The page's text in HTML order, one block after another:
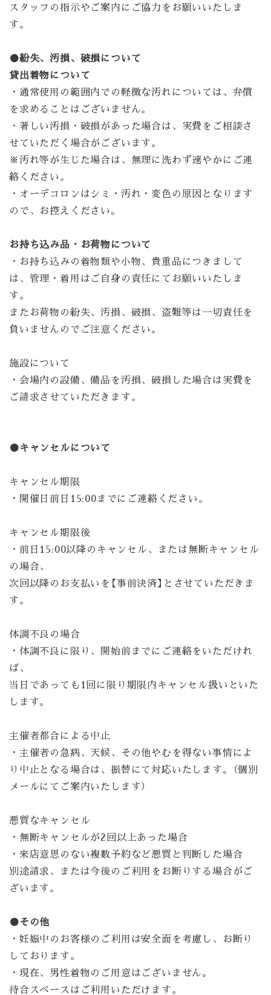
スタッフの指示やご案内にご協力をお願いいたしま
す。
●紛失、汚損、破損について
貸出着物について
・通常使用の範囲内での軽微な汚れについては、弁償
を求めることはございません。
・著しい汚損・破損があった場合は、実費をご相談さ
せていただく場合がございます。
※汚れ等が生じた場合は、無理に洗わず速やかにご連
絡ください。
・オーデコロンはシミ・汚れ・変色の原因となります
ので、お控えください。
お持ち込み品・お荷物について
・お持ち込みの着物類や小物、貴重品につきまして
は、管理・着用はご自身の責任にてお願いいたしま
す。
またお荷物の紛失、汚損、破損、盗難等は一切責任を
負いませんのでご注意ください。
施設について
・会場内の設備、備品を汚損、破損した場合は実費を
ご請求させていただきます。
●キャンセルについて
キャンセル期限
・開催日前日15:00までにご連絡ください。
キャンセル期限後
・前日15:00以降のキャンセル、または無断キャンセル
の場合、
次回以降のお支払いを【事前決済】とさせていただきま
す。
体調不良の場合
・体調不良に限り、開始前までにご連絡をいただけれ
ば、
当日であっても1回に限り期限内キャンセル扱いといた
します。
主催者都合による中止
・主催者の急病、天候、その他やむを得ない事情によ
り中止となる場合は、振替にて対応いたします。（個別
メールにてご案内いたします）
悪質なキャンセル
・無断キャンセルが2回以上あった場合
・来店意思のない複数予約など悪質と判断した場合
別途請求、または今後のご利用をお断りする場合がご
ざいます。
●その他
・妊娠中のお客様のご利用は安全面を考慮し、お断り
しております。
・現在、男性着物のご用意はございません。
待合スペースはご利用いただけます。